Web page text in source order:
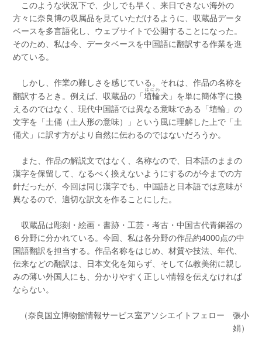
このような状況下で、少しでも早く、来日できない海外の
方々に奈良博の収属品を見ていただけるように、収蔵品データ
ベースを多言語化し、ウェブサイトで公開することになった。
そのため、私は今、データベースを中国語に翻訳する作業を進
めている。
しかし、作業の難しさを感じている。それは、作品の名称を
翻訳するとき。例えば、収蔵品の「埴輪
はにわ
犬」を単に簡体字に換
えるのではなく、現代中国語では異なる意味である「埴輪」の
文字を「土俑（土人形の意味）」という風に理解した上で「土
俑犬」に訳す方がより自然に伝わるのではないだろうか。
また、作品の解説文ではなく、名称なので、日本語のままの
漢字を保留して、なるべく換えないようにするのが今までの方
針だったが、今回は同じ漢字でも、中国語と日本語では意味が
異なるので、適切な訳文を作ることにした。
収蔵品は彫刻・絵画・書跡・工芸・考古・中国古代青銅器の
６分野に分かれている。今回、私は各分野の作品約4000点の中
国語翻訳を担当する。作品名称をはじめ、材質や技法、年代、
伝来などの翻訳は、日本文化を知らず、そして仏教美術に親し
みの薄い外国人にも、分かりやすく正しい情報を伝えなければ
ならない。
（奈良国立博物館情報サービス室アソシエイトフェロー 張小
娟）